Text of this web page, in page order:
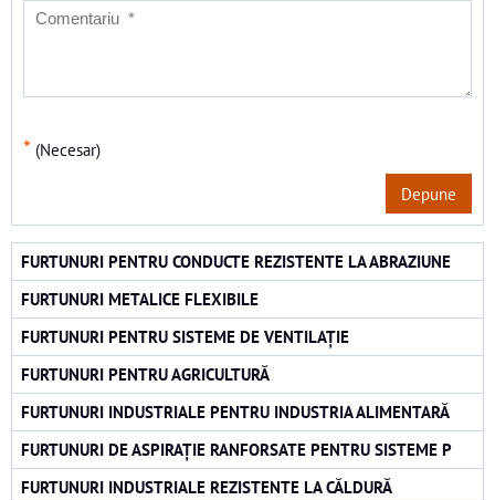
* (Necesar)
Depune
FURTUNURI PENTRU CONDUCTE REZISTENTE LA ABRAZIUNE
FURTUNURI METALICE FLEXIBILE
FURTUNURI PENTRU SISTEME DE VENTILAȚIE
FURTUNURI PENTRU AGRICULTURĂ
FURTUNURI INDUSTRIALE PENTRU INDUSTRIA ALIMENTARĂ
FURTUNURI DE ASPIRAȚIE RANFORSATE PENTRU SISTEME P
FURTUNURI INDUSTRIALE REZISTENTE LA CĂLDURĂ